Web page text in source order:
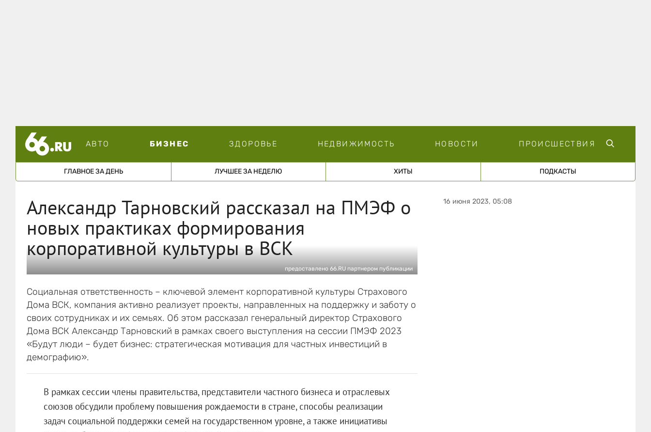
АВТО БИЗНЕС ЗДОРОВЬЕ НЕДВИЖИМОСТЬ НОВОСТИ ПРОИСШЕСТВИЯ
ГЛАВНОЕ ЗА ДЕНЬ ЛУЧШЕЕ ЗА НЕДЕЛЮ ХИТЫ ПОДКАСТЫ
Александр Тарновский рассказал на ПМЭФ о
новых практиках формирования
корпоративной культуры в ВСК
предоставлено 66.RU партнером публикации
Социальная ответственность – ключевой элемент корпоративной культуры Страхового
Дома ВСК, компания активно реализует проекты, направленных на поддержку и заботу о
своих сотрудниках и их семьях. Об этом рассказал генеральный директор Страхового
Дома ВСК Александр Тарновский в рамках своего выступления на сессии ПМЭФ 2023
«Будут люди – будет бизнес: стратегическая мотивация для частных инвестиций в
демографию».
В рамках сессии члены правительства, представители частного бизнеса и отраслевых
союзов обсудили проблему повышения рождаемости в стране, способы реализации
задач социальной поддержки семей на государственном уровне, а также инициативы
16 июня 2023, 05:08